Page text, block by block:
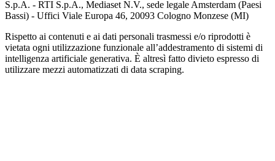
S.p.A. - RTI S.p.A., Mediaset N.V., sede legale Amsterdam (Paesi
Bassi) - Uffici Viale Europa 46, 20093 Cologno Monzese (MI)
Rispetto ai contenuti e ai dati personali trasmessi e/o riprodotti è
vietata ogni utilizzazione funzionale all’addestramento di sistemi di
intelligenza artificiale generativa. È altresì fatto divieto espresso di
utilizzare mezzi automatizzati di data scraping.